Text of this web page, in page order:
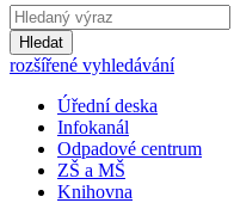
Hledat
rozšířené vyhledávání
Úřední deska
Infokanál
Odpadové centrum
ZŠ a MŠ
Knihovna